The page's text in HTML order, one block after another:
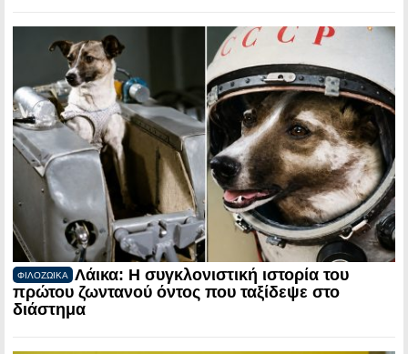
ΦΙΛΟΖΩΙΚΑ
Λάικα: Η συγκλονιστική ιστορία του
πρώτου ζωντανού όντος που ταξίδεψε στο
διάστημα